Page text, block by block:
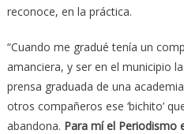
reconoce, en la práctica.
“Cuando me gradué tenía un
amanciera, y ser en el municipio
prensa graduada de una
otros compañeros ese ‘bichito’
abandona. Para mí el Periodismo